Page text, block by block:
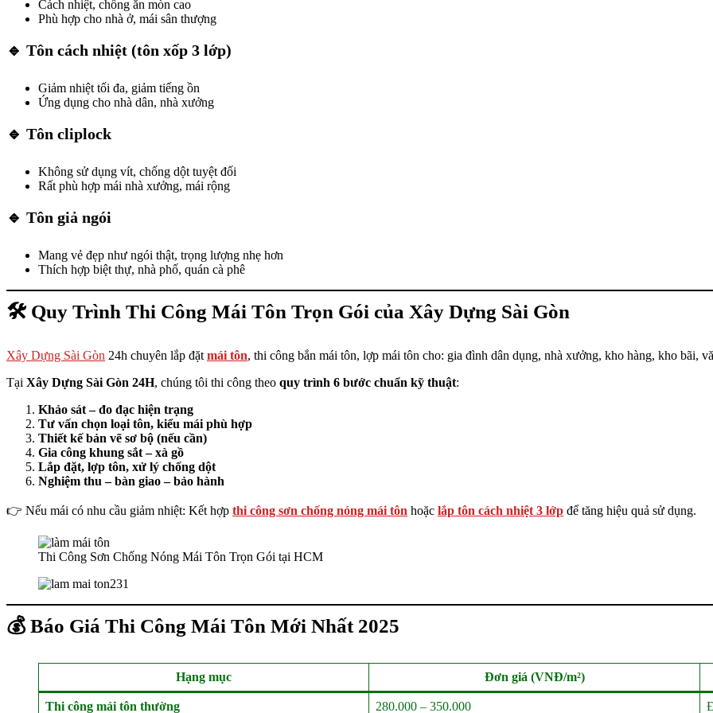
Cách nhiệt, chống ăn mòn cao
Phù hợp cho nhà ở, mái sân thượng
🔹 Tôn cách nhiệt (tôn xốp 3 lớp)
Giảm nhiệt tối đa, giảm tiếng ồn
Ứng dụng cho nhà dân, nhà xưởng
🔹 Tôn cliplock
Không sử dụng vít, chống dột tuyệt đối
Rất phù hợp mái nhà xưởng, mái rộng
🔹 Tôn giả ngói
Mang vẻ đẹp như ngói thật, trọng lượng nhẹ hơn
Thích hợp biệt thự, nhà phố, quán cà phê
🛠 Quy Trình Thi Công Mái Tôn Trọn Gói của Xây Dựng Sài Gòn
Xây Dựng Sài Gòn 24h chuyên lắp đặt mái tôn, thi công bắn mái tôn, lợp mái tôn cho: gia đình dân dụng, nhà xưởng, kho hàng, kho bãi,
Tại Xây Dựng Sài Gòn 24H, chúng tôi thi công theo quy trình 6 bước chuẩn kỹ thuật:
Khảo sát – đo đạc hiện trạng
Tư vấn chọn loại tôn, kiểu mái phù hợp
Thiết kế bản vẽ sơ bộ (nếu cần)
Gia công khung sắt – xà gồ
Lắp đặt, lợp tôn, xử lý chống dột
Nghiệm thu – bàn giao – bảo hành
👉 Nếu mái có nhu cầu giảm nhiệt: Kết hợp thi công sơn chống nóng mái tôn hoặc lắp tôn cách nhiệt 3 lớp để tăng hiệu quả sử dụng.
Thi Công Sơn Chống Nóng Mái Tôn Trọn Gói tại HCM
💰 Báo Giá Thi Công Mái Tôn Mới Nhất 2025
Hạng mục Đơn giá (VNĐ/m²)
Thi công mái tôn thường 280.000 – 350.000